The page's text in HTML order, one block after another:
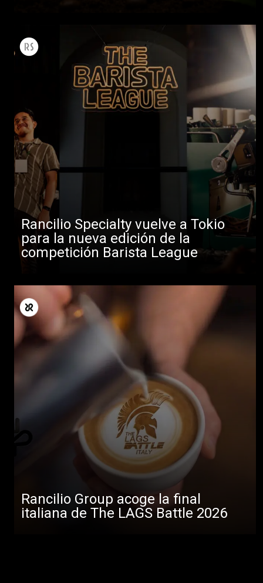
Rancilio Specialty vuelve a Tokio
para la nueva edición de la
competición Barista League
Rancilio Group acoge la final
italiana de The LAGS Battle 2026